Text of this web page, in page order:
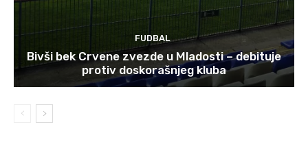
FUDBAL
Bivši bek Crvene zvezde u Mladosti – debituje
protiv doskorašnjeg kluba